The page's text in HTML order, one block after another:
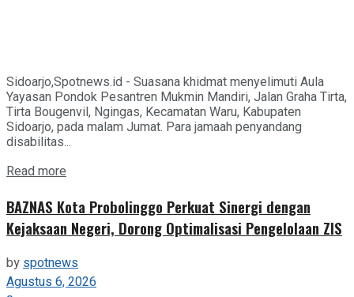
Sidoarjo,Spotnews.id - Suasana khidmat menyelimuti Aula
Yayasan Pondok Pesantren Mukmin Mandiri, Jalan Graha Tirta,
Tirta Bougenvil, Ngingas, Kecamatan Waru, Kabupaten
Sidoarjo, pada malam Jumat. Para jamaah penyandang
disabilitas...
Read more
BAZNAS Kota Probolinggo Perkuat Sinergi dengan
Kejaksaan Negeri, Dorong Optimalisasi Pengelolaan ZIS
by spotnews
Agustus 6, 2026